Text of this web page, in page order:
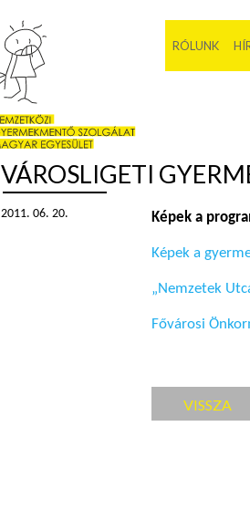
RÓLUNK
VÁROSLIGETI
2011. 06. 20. Képek a
Képek a
„Nemzetek
Fővárosi
VISSZA